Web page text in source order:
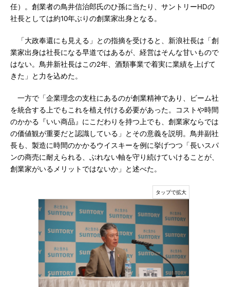
任）。創業者の鳥井信治郎氏のひ孫に当たり、サントリーHDの
社長としては約10年ぶりの創業家出身となる。
「大政奉還にも見える」との指摘を受けると、新浪社長は「創
業家出身は社長になる早道ではあるが、経営はそんな甘いもので
はない。鳥井新社長はこの2年、酒類事業で着実に業績を上げて
きた」と力を込めた。
一方で「企業理念の支柱にあるのが創業精神であり、ビーム社
を統合する上でもこれを植え付ける必要があった。コストや時間
のかかる『いい商品』にこだわりを持つ上でも、創業家ならでは
の価値観が重要だと認識している」とその意義を説明。鳥井副社
長も、製造に時間のかかるウイスキーを例に挙げつつ「長いスパ
ンの商売に耐えられる、ぶれない軸を守り続けていけることが、
創業家がいるメリットではないか」と述べた。